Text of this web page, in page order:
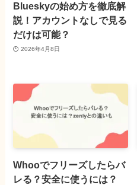
Blueskyの始め方を徹底解
説！アカウントなしで見る
だけは可能？
2026年4月8日
Whooでフリーズしたらバ
レる？安全に使うには？